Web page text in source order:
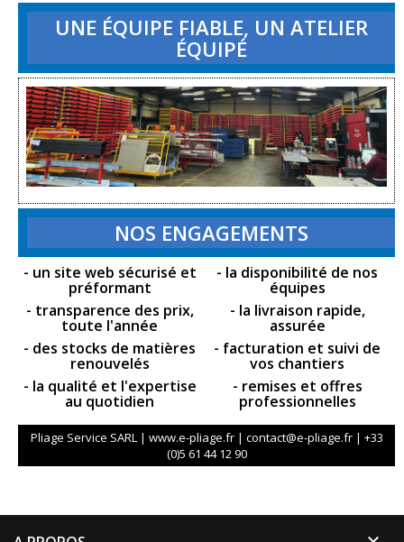
UNE ÉQUIPE FIABLE, UN ATELIER
ÉQUIPÉ
NOS ENGAGEMENTS
- un site web sécurisé et
préformant
- transparence des prix,
toute l'année
- des stocks de matières
renouvelés
- la qualité et l'expertise
au quotidien
- la disponibilité de nos
équipes
- la livraison rapide,
assurée
- facturation et suivi de
vos chantiers
- remises et offres
professionnelles
Pliage Service SARL | www.e-pliage.fr | contact@e-pliage.fr | +33
(0)5 61 44 12 90